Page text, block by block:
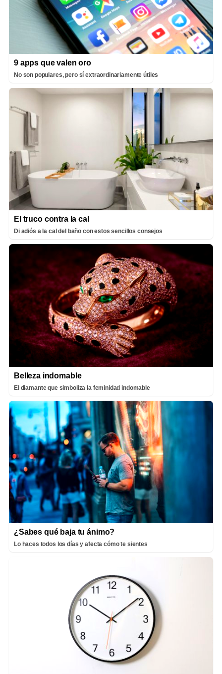
9 apps que valen oro
No son populares, pero sí extraordinariamente útiles
El truco contra la cal
Di adiós a la cal del baño con estos sencillos consejos
Belleza indomable
El diamante que simboliza la feminidad indomable
¿Sabes qué baja tu ánimo?
Lo haces todos los días y afecta cómo te sientes